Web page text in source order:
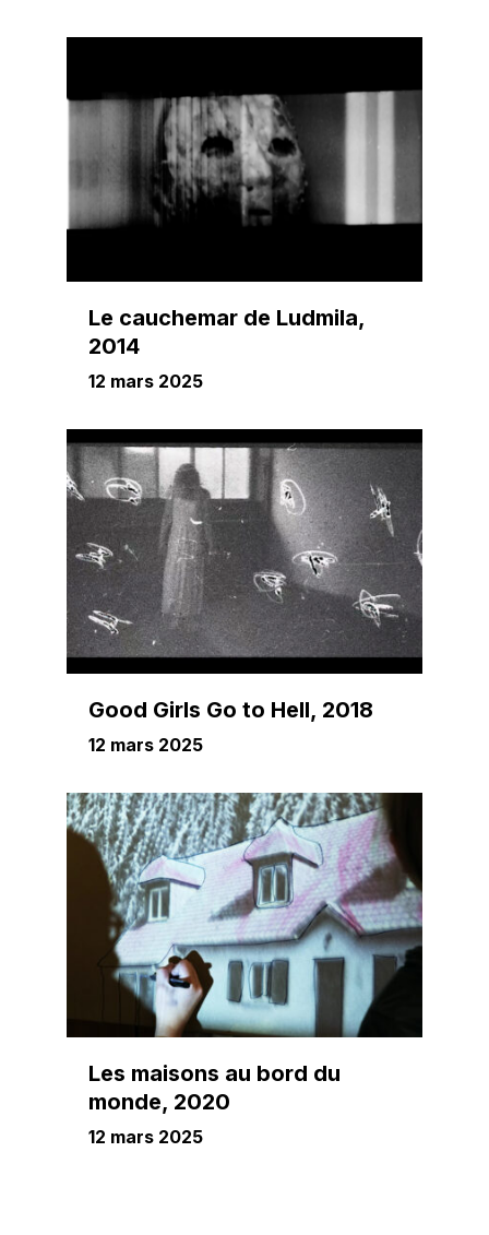
Le cauchemar de Ludmila,
2014
12 mars 2025
Good Girls Go to Hell, 2018
12 mars 2025
Les maisons au bord du
monde, 2020
12 mars 2025